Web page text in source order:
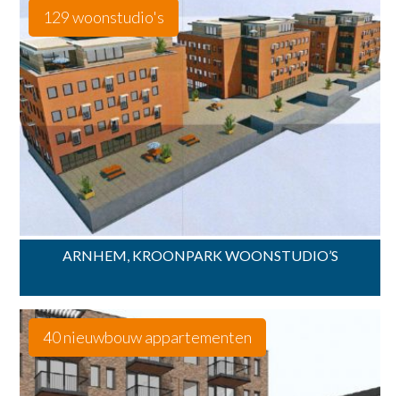
129 woonstudio's
ARNHEM, KROONPARK WOONSTUDIO’S
40 nieuwbouw appartementen